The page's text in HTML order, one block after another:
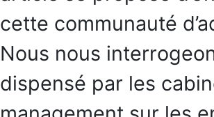
cette communauté
Nous nous
dispensé par les